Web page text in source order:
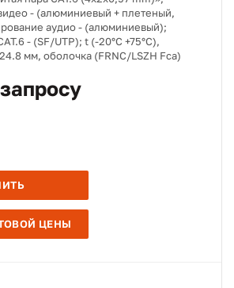
- (алюминиевый + плетеный,
аудио - (алюминиевый);
- (SF/UTP); t (-20°C +75°C),
мм, оболочка (FRNC/LSZH Fca)
ЦЕНЫ